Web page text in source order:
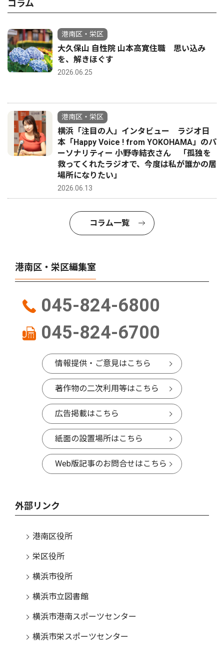
コラム
港南区・栄区
大久保山 自性院 山本高寛住職 思い込み
を、解きほぐす
2026.06.25
港南区・栄区
横浜「注目の人」インタビュー ラジオ日
本「Happy Voice ! from YOKOHAMA」のパ
ーソナリティー 小野寺結衣さん 「孤独を
救ってくれたラジオで、今度は私が誰かの居
場所になりたい」
2026.06.13
コラム一覧
港南区・栄区編集室
045-824-6800
045-824-6700
情報提供・ご意見はこちら
著作物の二次利用等はこちら
広告掲載はこちら
紙面の設置場所はこちら
Web版記事のお問合せはこちら
外部リンク
港南区役所
栄区役所
横浜市役所
横浜市立図書館
横浜市港南スポーツセンター
横浜市栄スポーツセンター